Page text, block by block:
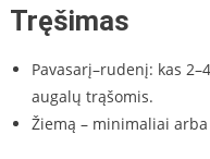
Tręšimas
Pavasarį–rudenį: kas
augalų trąšomis.
Žiemą – minimaliai